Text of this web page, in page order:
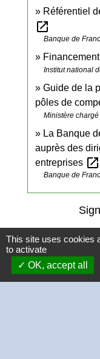
Référentiel
open_in_new
Banque de
Institut national
Guide de la
pôles de
Ministère
La Banque
auprès des
entreprises open_in_new
Banque de
This site uses cookies
to activate
OK, accept all